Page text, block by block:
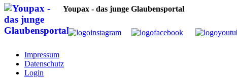
Youpax - das junge Glaubensportal
Impressum
Datenschutz
Login